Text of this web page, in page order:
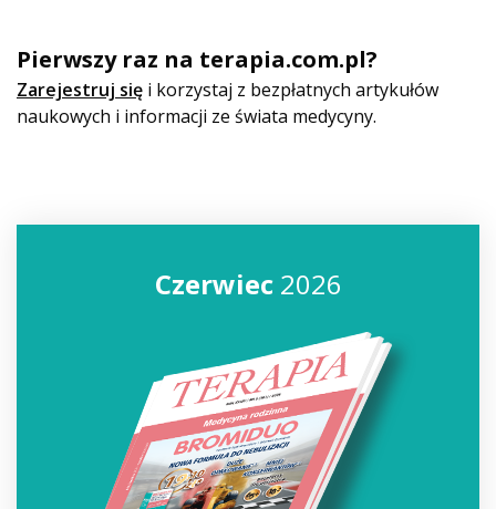
Pierwszy raz na terapia.com.pl?
Zarejestruj się i korzystaj z bezpłatnych artykułów
naukowych i informacji ze świata medycyny.
Czerwiec2026